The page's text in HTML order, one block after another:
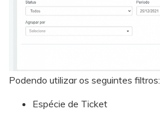
Podendo utilizar os seguintes filtros:
Espécie de Ticket